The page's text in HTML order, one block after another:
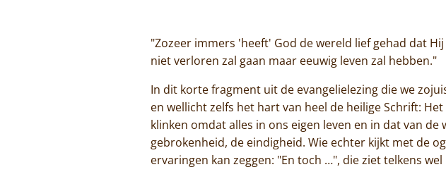
"Zozeer immers 'heeft' God de wereld lief gehad dat
niet verloren zal gaan maar eeuwig leven zal hebben."
In dit korte fragment uit de evangelielezing die we
en wellicht zelfs het hart van heel de heilige Schrift:
klinken omdat alles in ons eigen leven en in dat van
gebrokenheid, de eindigheid. Wie echter kijkt met de
ervaringen kan zeggen: "En toch …", die ziet telkens